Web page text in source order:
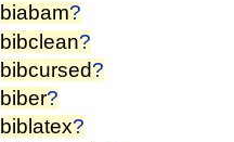
biabam?
bibclean?
bibcursed?
biber?
biblatex?